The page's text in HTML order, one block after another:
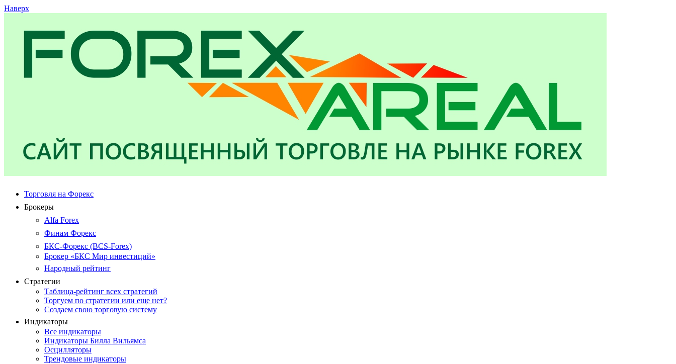
Наверх
Торговля на Форекс
Брокеры
Alfa Forex
Финам Форекс
БКС-Форекс (BCS-Forex)
Брокер «БКС Мир инвестиций»
Народный рейтинг
Стратегии
Таблица-рейтинг всех стратегий
Торгуем по стратегии или еще нет?
Создаем свою торговую систему
Индикаторы
Все индикаторы
Индикаторы Билла Вильямса
Осцилляторы
Трендовые индикаторы